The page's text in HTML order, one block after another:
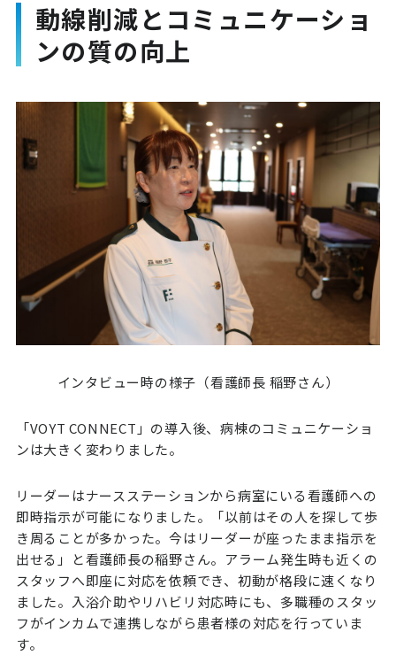
動線削減とコミュニケーショ
ンの質の向上
インタビュー時の様子（看護師長 稲野さん）
「VOYT CONNECT」の導入後、病棟のコミュニケーショ
ンは大きく変わりました。
リーダーはナースステーションから病室にいる看護師への
即時指示が可能になりました。「以前はその人を探して歩
き周ることが多かった。今はリーダーが座ったまま指示を
出せる」と看護師長の稲野さん。アラーム発生時も近くの
スタッフへ即座に対応を依頼でき、初動が格段に速くなり
ました。入浴介助やリハビリ対応時にも、多職種のスタッ
フがインカムで連携しながら患者様の対応を行っていま
す。